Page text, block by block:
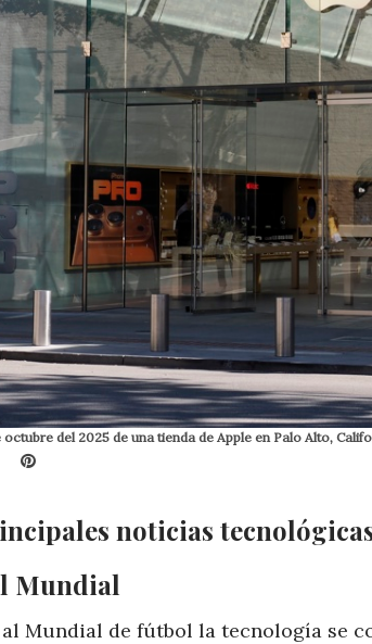
del 2025 de una tienda de Apple en Palo Alto,
Pinterest
noticias
Mundial
Mundial de fútbol la tecnología se